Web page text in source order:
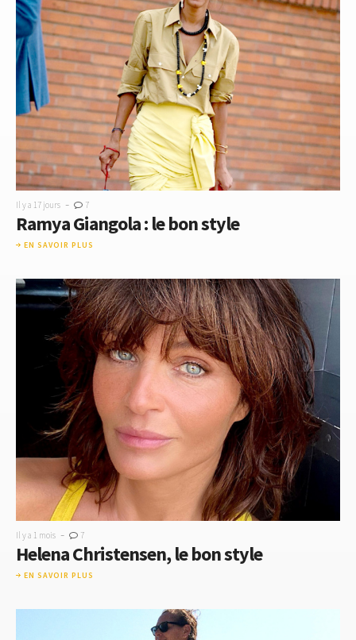
Il y a 17 jours - 7
Ramya Giangola : le bon style
EN SAVOIR PLUS
Il y a 1 mois - 7
Helena Christensen, le bon style
EN SAVOIR PLUS